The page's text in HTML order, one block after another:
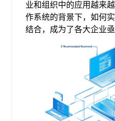
业和组织中的应用越来
作系统的背景下，如何
结合，成为了各大企业亟